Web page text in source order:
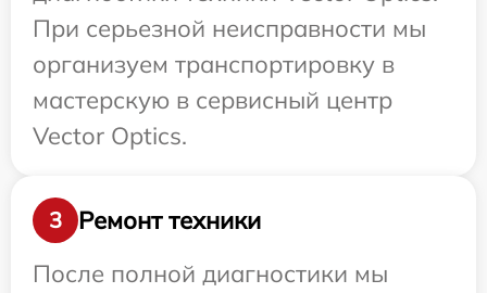
При серьезной неисправности мы
организуем транспортировку в
мастерскую в сервисный центр
Vector Optics.
3
Ремонт техники
После полной диагностики мы